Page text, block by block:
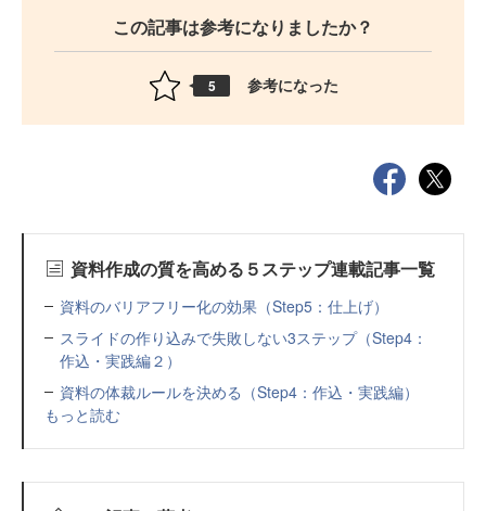
この記事は参考になりましたか？
5 参考になった
資料作成の質を高める５ステップ連載記事一覧
資料のバリアフリー化の効果（Step5：仕上げ）
スライドの作り込みで失敗しない3ステップ（Step4：
作込・実践編２）
資料の体裁ルールを決める（Step4：作込・実践編）
もっと読む